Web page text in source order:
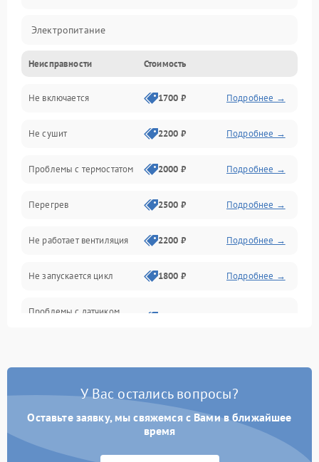
Электропитание
Нагрев
Механические повреждения
Оптика
Программное обеспечение
Датчики
Безопасность
Неисправности Стоимость
Не включается 1700 ₽ Подробнее →
Не сушит 2200 ₽ Подробнее →
Проблемы с термостатом 2000 ₽ Подробнее →
Перегрев 2500 ₽ Подробнее →
Не работает вентиляция 2200 ₽ Подробнее →
Не запускается цикл 1800 ₽ Подробнее →
Проблемы с датчиком
Проблемы с блоком
1800 ₽ Подробнее →
Не завершает программу Подробнее →
У Вас остались вопросы?
Оставьте заявку, мы свяжемся с Вами в ближайшее
время